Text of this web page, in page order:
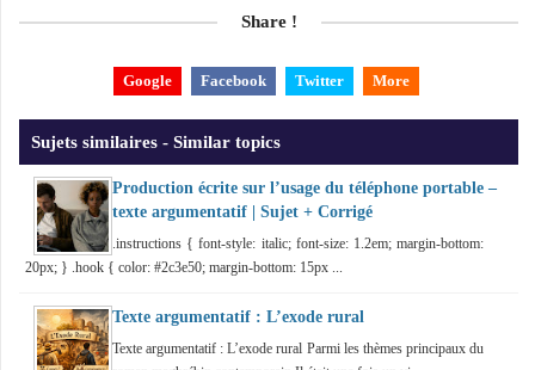
Share !
Google Facebook Twitter More
Sujets similaires - Similar topics
Production écrite sur l’usage du téléphone portable –
texte argumentatif | Sujet + Corrigé
.instructions { font-style: italic; font-size: 1.2em; margin-bottom:
20px; } .hook { color: #2c3e50; margin-bottom: 15px ...
Texte argumentatif : L’exode rural
Texte argumentatif : L’exode rural Parmi les thèmes principaux du